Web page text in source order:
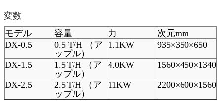
変数
モデル
容量 力
次元mm
DX-0.5
0.5 T/H （ア
ップル）
1.1KW 935×350×650
DX-1.5 1.5T/H （ア
ップル）
4.0KW 1560×450×1340
DX-2.5 2.5T/H （ア
ップル）
11KW 2200×600×1560